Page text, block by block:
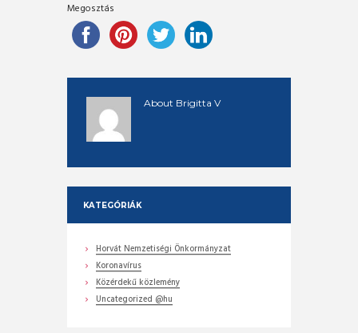
Megosztás
About Brigitta V
KATEGÓRIÁK
Horvát Nemzetiségi Önkormányzat
Koronavírus
Közérdekű közlemény
Uncategorized @hu